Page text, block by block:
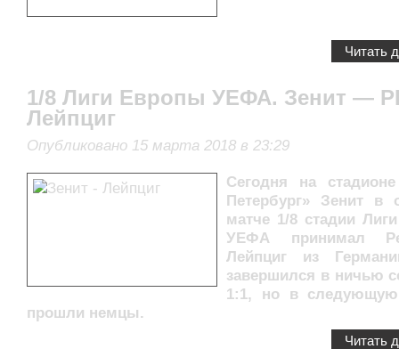
Читать
1/8 Лиги Европы УЕФА. Зенит —
Лейпциг
Опубликовано 15 марта 2018 в 23:29
Сегодня на
Петербург» Зенит в
матче 1/8 стадии
УЕФА принимал
Лейпциг из
завершился в ничью
1:1, но в
прошли немцы.
Читать